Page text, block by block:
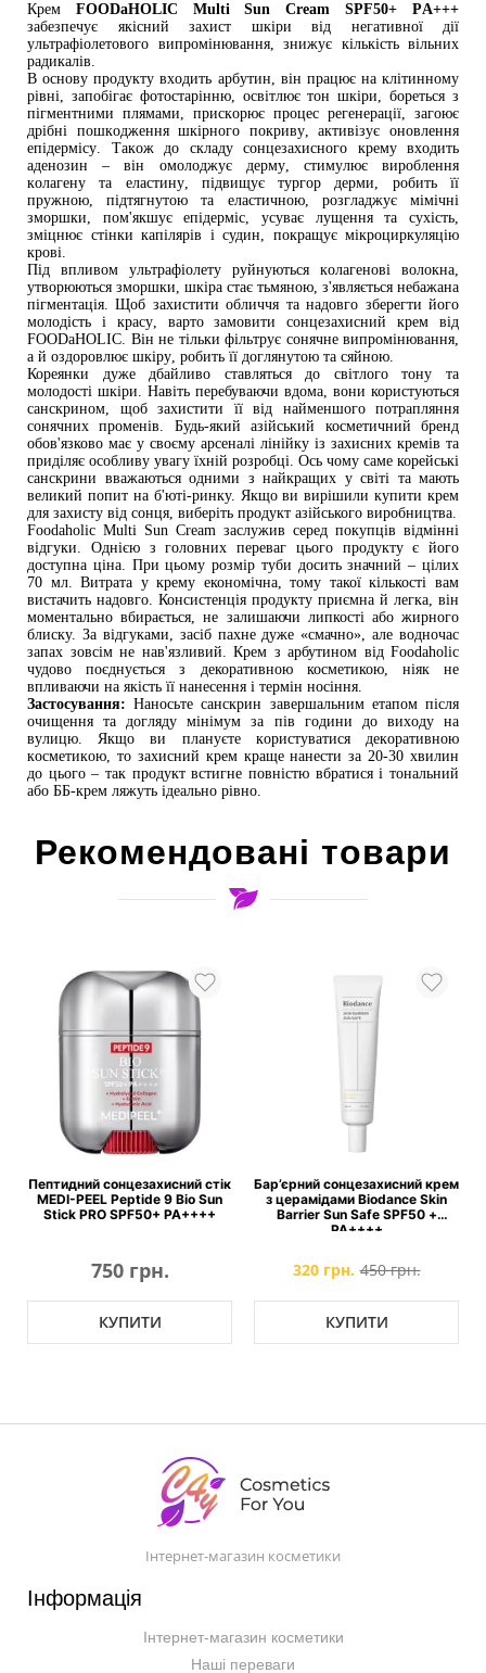
Крем FOODaHOLIC Multi Sun Cream SPF50+ PA+++
забезпечує якісний захист шкіри від негативної дії
ультрафіолетового випромінювання, знижує кількість вільних
радикалів.
В основу продукту входить арбутин, він працює на клітинному
рівні, запобігає фотостарінню, освітлює тон шкіри, бореться з
пігментними плямами, прискорює процес регенерації, загоює
дрібні пошкодження шкірного покриву, активізує оновлення
епідермісу. Також до складу сонцезахисного крему входить
аденозин – він омолоджує дерму, стимулює вироблення
колагену та еластину, підвищує тургор дерми, робить її
пружною, підтягнутою та еластичною, розгладжує мімічні
зморшки, пом'якшує епідерміс, усуває лущення та сухість,
зміцнює стінки капілярів і судин, покращує мікроциркуляцію
крові.
Під впливом ультрафіолету руйнуються колагенові волокна,
утворюються зморшки, шкіра стає тьмяною, з'являється небажана
пігментація. Щоб захистити обличчя та надовго зберегти його
молодість і красу, варто замовити сонцезахисний крем від
FOODaHOLIC. Він не тільки фільтрує сонячне випромінювання,
а й оздоровлює шкіру, робить її доглянутою та сяйною.
Кореянки дуже дбайливо ставляться до світлого тону та
молодості шкіри. Навіть перебуваючи вдома, вони користуються
санскрином, щоб захистити її від найменшого потрапляння
сонячних променів. Будь-який азійський косметичний бренд
обов'язково має у своєму арсеналі лінійку із захисних кремів та
приділяє особливу увагу їхній розробці. Ось чому саме корейські
санскрини вважаються одними з найкращих у світі та мають
великий попит на б'юті-ринку. Якщо ви вирішили купити крем
для захисту від сонця, виберіть продукт азійського виробництва.
Foodaholic Multi Sun Cream заслужив серед покупців відмінні
відгуки. Однією з головних переваг цього продукту є його
доступна ціна. При цьому розмір туби досить значний – цілих
70 мл. Витрата у крему економічна, тому такої кількості вам
вистачить надовго. Консистенція продукту приємна й легка, він
моментально вбирається, не залишаючи липкості або жирного
блиску. За відгуками, засіб пахне дуже «смачно», але водночас
запах зовсім не нав'язливий. Крем з арбутином від Foodaholic
чудово поєднується з декоративною косметикою, ніяк не
впливаючи на якість її нанесення і термін носіння.
Застосування:Наносьте санскрин завершальним етапом після
очищення та догляду мінімум за пів години до виходу на
вулицю. Якщо ви плануєте користуватися декоративною
косметикою, то захисний крем краще нанести за 20-30 хвилин
до цього – так продукт встигне повністю вбратися і тональний
або ББ-крем ляжуть ідеально рівно.
Рекомендовані товари
Пептидний сонцезахисний стік
MEDI-PEEL Peptide 9 Bio Sun
Stick PRO SPF50+ PA++++
750 грн.
КУПИТИ
Бар’єрний сонцезахисний крем
з церамідами Biodance Skin
Barrier Sun Safe SPF50 +
PA++++
320 грн. 450 грн.
КУПИТИ
Інтернет-магазин косметики
Інформація
Інтернет-магазин косметики
Наші переваги